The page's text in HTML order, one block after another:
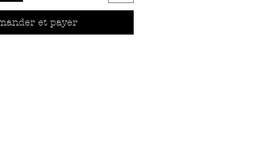
et payer